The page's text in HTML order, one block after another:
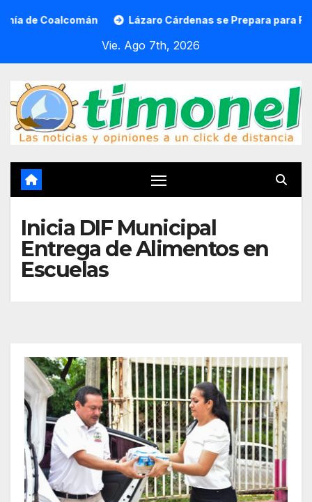
Coalcomán Lázaro Cárdenas se Prepara para
Vie. Ago 7th, 2026
Inicia DIF Municipal
Entrega de Alimentos en
Escuelas